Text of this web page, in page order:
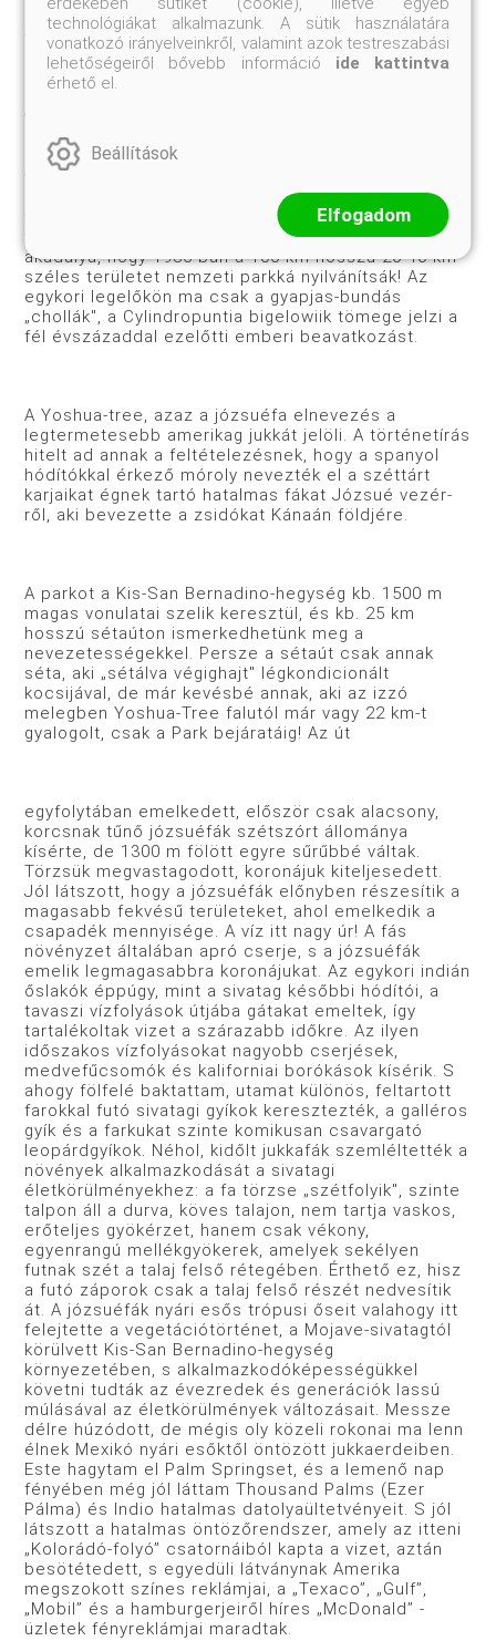
Cylindropuntia ramosissima tüskés és teljesen
tüske nélküli, kopasz formája. Aztán még hosszú
gyaloglás következett, amíg a józsuéfák
birodalmának jelképes kapujához a nemzeti park
volt, és csak az 1900-as évek elején tűntek el, de
eszközeik maradványait ma is gyakran találni.
Néhány sikeres cowboy a századforduló után még
virágzó gulyát legeltetett a környéken, ám a túlzott
kihasználás, majd az 1923-as aszály hatására a
terület elnép­telenedett, s a telekspekulánsokat is
távol tartotta a táj sivár­sága. Nem volt különösebb
akadálya, hogy 1936-ban a 100 km hosszú 20-40 km
széles területet nemzeti parkká nyilvánít­sák! Az
egykori legelőkön ma csak a gyapjas-bundás
„chollák", a Cylindropuntia bigelowiik tömege jelzi a
fél évszázaddal ezelőtti emberi beavatkozást.
A Yoshua-tree, azaz a józsuéfa elnevezés a
legtermetesebb amerikag jukkát jelöli. A történetírás
hitelt ad annak a felté­telezésnek, hogy a spanyol
hódítókkal érkező móroly nevezték el a széttárt
karjaikat égnek tartó hatalmas fákat Józsué vezér­
ről, aki bevezette a zsidókat Kánaán földjére.
A parkot a Kis-San Bernadino-hegység kb. 1500 m
magas vonulatai szelik keresztül, és kb. 25 km
hosszú sétaúton ismer­kedhetünk meg a
nevezetességekkel. Persze a sétaút csak annak
séta, aki „sétálva végighajt" légkondicionált
kocsijával, de már kevésbé annak, aki az izzó
melegben Yoshua-Tree falutól már vagy 22 km-t
gyalogolt, csak a Park bejáratáig! Az út
egyfolytában emelkedett, először csak alacsony,
korcsnak tűnő józsuéfák szétszórt állománya
kísérte, de 1300 m fölött egyre sűrűbbé váltak.
Törzsük megvastagodott, koronájuk kitel­jesedett.
Jól látszott, hogy a józsuéfák előnyben részesítik a
ma­gasabb fekvésű területeket, ahol emelkedik a
csapadék men­nyisége. A víz itt nagy úr! A fás
növényzet általában apró cserje, s a józsuéfák
emelik legmagasabbra koronájukat. Az egykori indián
őslakók éppúgy, mint a sivatag későbbi hódítói, a
tavaszi vízfolyások útjába gátakat emeltek, így
tartalékoltak vizet a szárazabb időkre. Az ilyen
időszakos vízfolyásokat nagyobb cserjések,
medvefűcsomók és kaliforniai borókások kísérik. S
ahogy fölfelé baktattam, utamat különös, feltartott
farokkal futó sivatagi gyíkok keresztezték, a galléros
gyík és a farkukat szinte komikusan csavargató
leopárdgyíkok. Néhol, kidőlt jukkafák szemléltették a
növények alkalmazkodását a sivatagi
életkörülményekhez: a fa törzse „szétfolyik", szinte
talpon áll a durva, köves talajon, nem tartja vaskos,
erőteljes gyökérzet, hanem csak vékony,
egyenrangú mellékgyökerek, amelyek sekélyen
futnak szét a talaj felső rétegében. Érthető ez, hisz
a futó záporok csak a talaj felső részét nedvesítik
át. A józsuéfák nyári esős trópusi őseit valahogy itt
felejtette a vegetációtörténet, a Mojave-sivatagtól
körülvett Kis-San Ber­nadino-hegység
környezetében, s alkalmazkodóképességükkel
követni tudták az évezredek és generációk lassú
múlásával az életkörülmények változásait. Messze
délre húzódott, de mégis oly közeli rokonai ma lenn
élnek Mexikó nyári esőktől öntö­zött jukkaerdeiben.
Este hagytam el Palm Springset, és a lemenő nap
fényében még jól láttam Thousand Palms (Ezer
Pálma) és Indio hatalmas datolyaültetvényeit. S jól
látszott a hatalmas öntözőrendszer, amely az itteni
„Kolorádó-folyó” csatornáiból kapta a vizet, aztán
besötétedett, s egyedüli lát­ványnak Amerika
megszokott színes reklámjai, a „Texaco”, „Gulf”,
„Mobil” és a hamburgerjeiről híres „McDonald” ­
üzletek fényreklámjai maradtak.
technológiákat alkalmazunk. A sütik használatára
vonatkozó irányelveinkről, valamint azok testreszabási
lehetőségeiről bővebb információ ide kattintva
érhető el.
Beállítások
Elfogadom